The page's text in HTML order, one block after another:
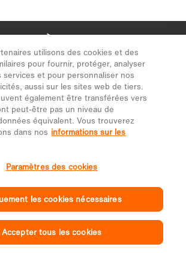
utilisons des cookies et des
pour fournir, protéger, analyser
services et pour personnaliser nos
aussi sur les sites web de tiers.
également être transférées vers
peut-être pas un niveau de
équivalent. Vous trouverez
dans nos informations sur les
Paramètres des cookies
les cookies nécessaires
Accepter tous les cookies